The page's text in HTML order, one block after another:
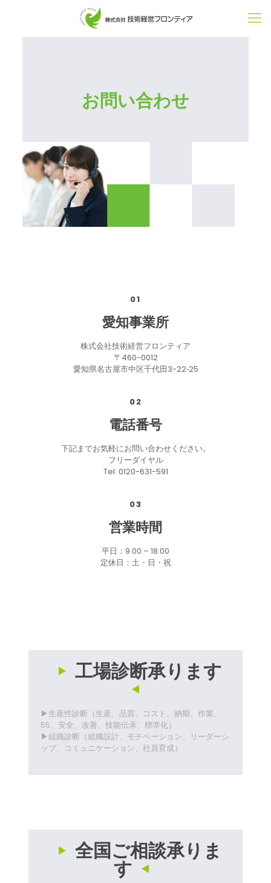
お問い合わせ
01
愛知事業所
株式会社技術経営フロンティア
〒460-0012
愛知県名古屋市中区千代田3-22‐25
02
電話番号
下記までお気軽にお問い合わせください。
フリーダイヤル
Tel: 0120-631-591
03
営業時間
平日：9:00 – 18:00
定休日：土・日・祝
工場診断承ります
▶生産性診断（生産、品質、コスト、納期、作業、
5S、安全、改善、技能伝承、標準化）
▶組織診断（組織設計、モチベーション、リーダーシ
ップ、コミュニケーション、社員育成）
全国ご相談承りま
す